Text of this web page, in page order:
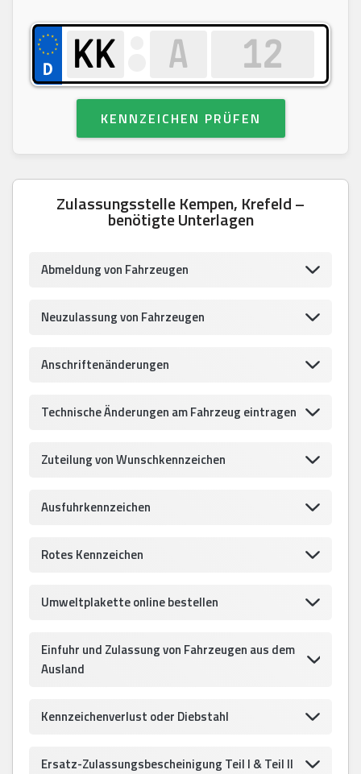
KENNZEICHEN PRÜFEN
Zulassungsstelle Kempen, Krefeld –
benötigte Unterlagen
Abmeldung von Fahrzeugen
Neuzulassung von Fahrzeugen
Anschriftenänderungen
Technische Änderungen am Fahrzeug eintragen
Zuteilung von Wunschkennzeichen
Ausfuhrkennzeichen
Rotes Kennzeichen
Umweltplakette online bestellen
Einfuhr und Zulassung von Fahrzeugen aus dem
Ausland
Kennzeichenverlust oder Diebstahl
Ersatz-Zulassungsbescheinigung Teil I & Teil II